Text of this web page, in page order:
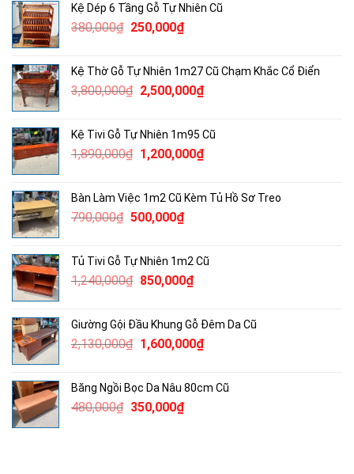
4,600,000₫.là:
Kệ Dép 6 Tầng Gỗ Tự Nhiên Cũ
380,000₫ Giá
380,000₫.
250,000₫Giá
là:
250,000₫.
Kệ Thờ Gỗ Tự Nhiên 1m27 Cũ Chạm Khắc Cổ Điển
3,800,000₫ Giá
3,800,000₫.
2,500,000₫Giá
là:
2,500,000₫.
Kệ Tivi Gỗ Tự Nhiên 1m95 Cũ
1,890,000₫ Giá
1,890,000₫.
1,200,000₫Giá
là:
Bàn Làm Việc 1m2 Cũ Kèm Tủ Hồ Sơ Treo
790,000₫ Giá
790,000₫.
500,000₫Giá
là:
500,000₫.
Tủ Tivi Gỗ Tự Nhiên 1m2 Cũ
1,240,000₫ Giá
1,240,000₫.
850,000₫Giá
là:
850,000₫.
Giường Gội Đầu Khung Gỗ Đêm Da Cũ
2,130,000₫ Giá
2,130,000₫.
1,600,000₫Giá
là:
Băng Ngồi Bọc Da Nâu 80cm Cũ
480,000₫ Giá
350,000₫Giá